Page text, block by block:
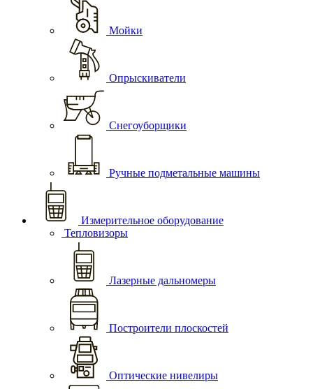
Мойки
Опрыскиватели
Снегоуборщики
Ручные подметальные машины
Измерительное оборудование
Тепловизоры
Лазерные дальномеры
Построители плоскостей
Оптические нивелиры